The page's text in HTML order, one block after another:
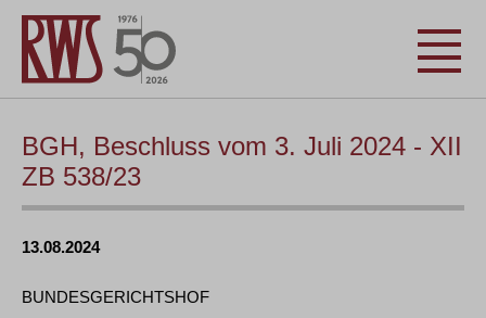
BGH, Beschluss vom 3. Juli 2024 - XII
ZB 538/23
13.08.2024
BUNDESGERICHTSHOF